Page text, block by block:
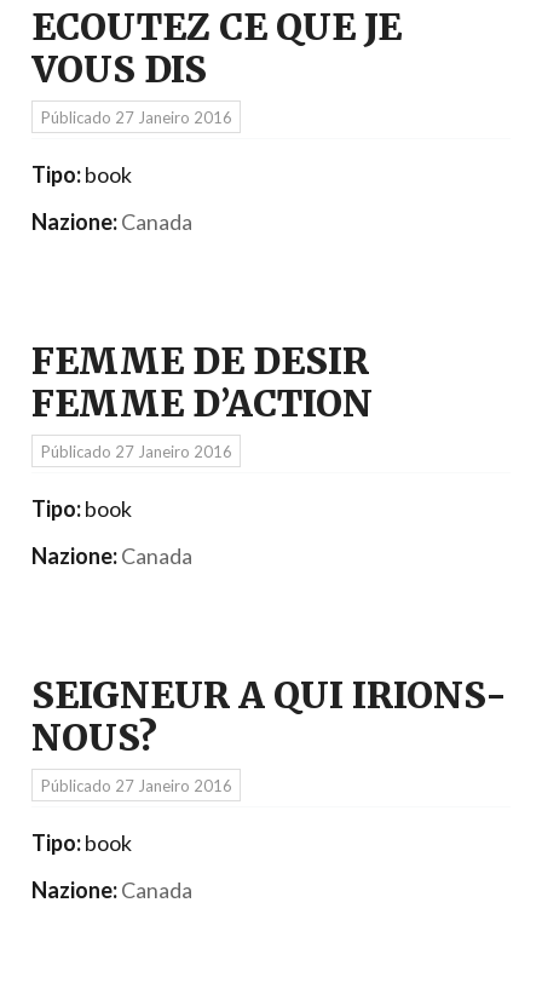
ECOUTEZ CE QUE JE
VOUS DIS
Públicado 27 Janeiro 2016
Tipo:book
Nazione:Canada
FEMME DE DESIR
FEMME D’ACTION
Públicado 27 Janeiro 2016
Tipo:book
Nazione:Canada
SEIGNEUR A QUI IRIONS-
NOUS?
Públicado 27 Janeiro 2016
Tipo:book
Nazione:Canada